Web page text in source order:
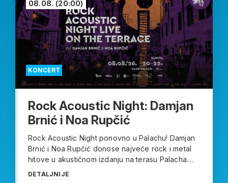
KONCERT
08.08. (20:00)
Rock Acoustic Night: Damjan
Brnić i Noa Rupčić
Rock Acoustic Night ponovno u Palachu! Damjan
Brnić i Noa Rupčić donose najveće rock i metal
hitove u akustičnom izdanju na terasu Palacha....
DETALJNIJE